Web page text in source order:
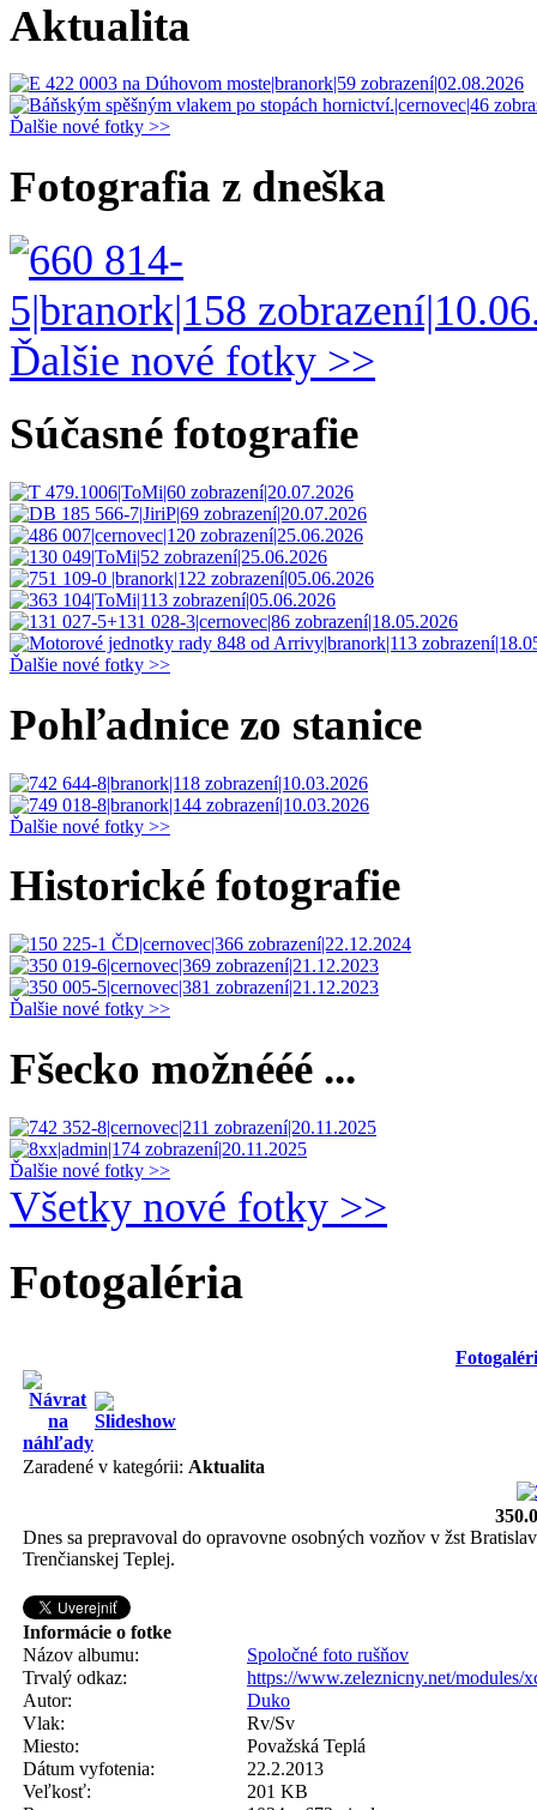
Aktualita
Ďalšie nové fotky >>
Fotografia z dneška
Ďalšie nové fotky >>
Súčasné fotografie
Ďalšie nové fotky >>
Pohľadnice zo stanice
Ďalšie nové fotky >>
Historické fotografie
Ďalšie nové fotky >>
Fšecko možnééé ...
Ďalšie nové fotky >>
Všetky nové fotky >>
Fotogaléria
Zaradené v kategórii: Aktualita
Dnes sa prepravoval do opravovne osobných vozňov v žst
Trenčianskej Teplej.
Informácie o fotke
Názov albumu:
Spoločné foto rušňov
Trvalý odkaz:
https://www.zeleznicny.net/modules/
Autor:
Duko
Vlak:
Rv/Sv
Miesto:
Považská Teplá
Dátum vyfotenia:
22.2.2013
Veľkosť:
201 KB